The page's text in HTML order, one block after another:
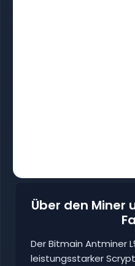
Über den Miner
Der Bitmain Antminer
leistungsstarker